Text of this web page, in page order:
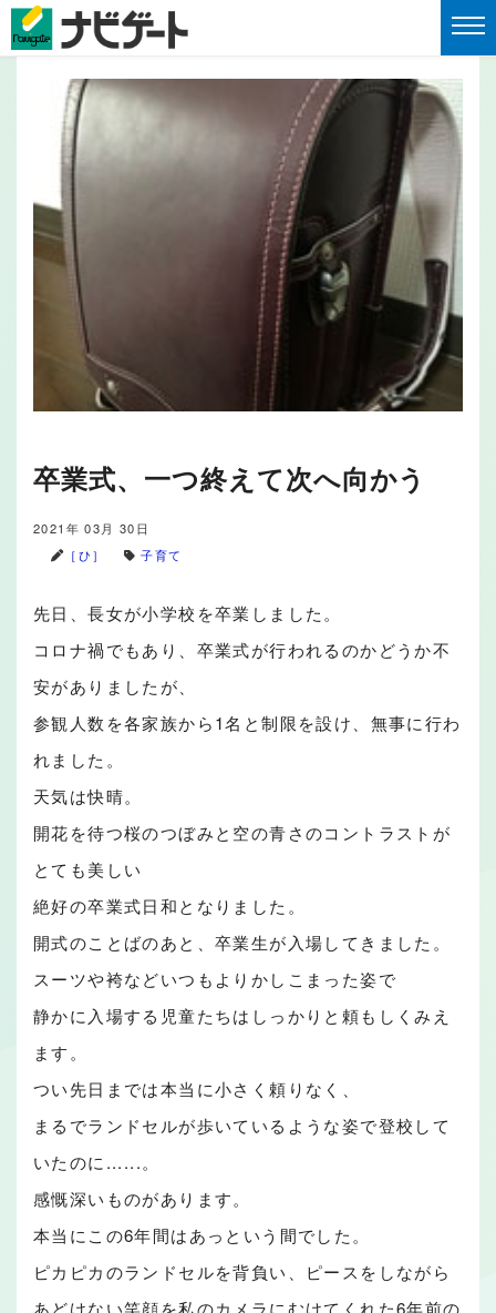
卒業式、一つ終えて次へ向かう
2021年 03月 30日
［ひ］
子育て
先日、長女が小学校を卒業しました。
コロナ禍でもあり、卒業式が行われるのかどうか不
安がありましたが、
参観人数を各家族から1名と制限を設け、無事に行わ
れました。
天気は快晴。
開花を待つ桜のつぼみと空の青さのコントラストが
とても美しい
絶好の卒業式日和となりました。
開式のことばのあと、卒業生が入場してきました。
スーツや袴などいつもよりかしこまった姿で
静かに入場する児童たちはしっかりと頼もしくみえ
ます。
つい先日までは本当に小さく頼りなく、
まるでランドセルが歩いているような姿で登校して
いたのに......。
感慨深いものがあります。
本当にこの6年間はあっという間でした。
ピカピカのランドセルを背負い、ピースをしながら
あどけない笑顔を私のカメラにむけてくれた6年前の